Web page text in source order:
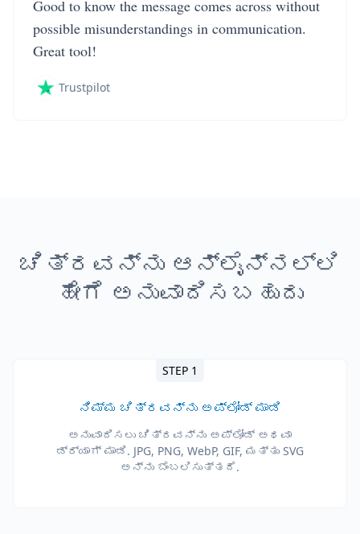
Good to know the message comes across without
possible misunderstandings in communication.
Great tool!
Trustpilot
ಚಿತ್ರವನ್ನು ಆನ್‌ಲೈನ್‌ನಲ್ಲಿ
ಹೇಗೆ ಅನುವಾದಿಸಬಹುದು
STEP 1
ನಿಮ್ಮ ಚಿತ್ರವನ್ನು ಅಪ್ಲೋಡ್ ಮಾಡಿ
ಅನುವಾದಿಸಲು ಚಿತ್ರವನ್ನು ಅಪ್ಲೋಡ್ ಅಥವಾ
ಡ್ರ್ಯಾಗ್ ಮಾಡಿ. JPG, PNG, WebP, GIF, ಮತ್ತು SVG
ಅನ್ನು ಬೆಂಬಲಿಸುತ್ತದೆ.